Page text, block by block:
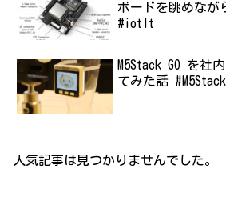
ボードを眺めなが
#iotlt
M5Stack GO を社
てみた話 #M5Stack
人気記事は見つかりませんでした。